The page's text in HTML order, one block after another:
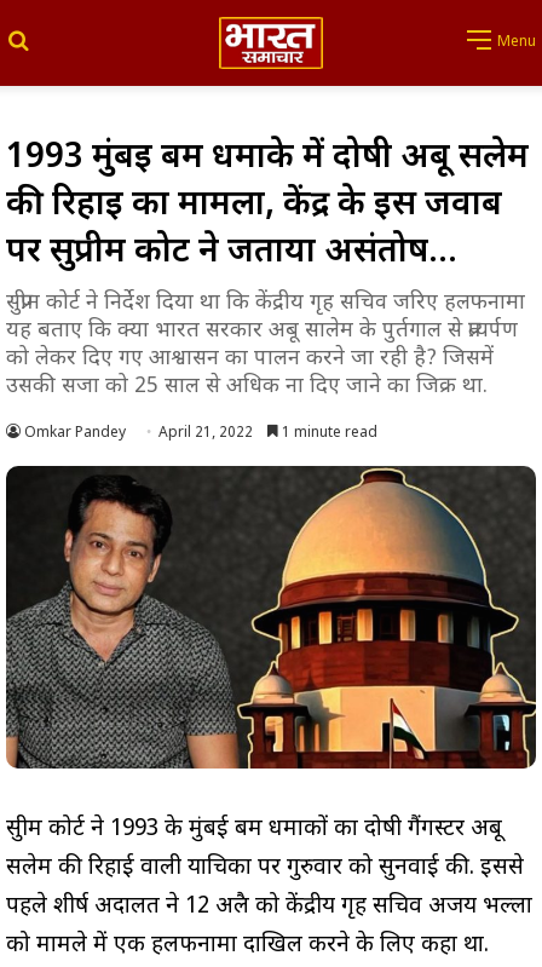
Menu
1993 मुंबई बम धमाके में दोषी अबू सलेम
की रिहाई का मामला, केंद्र के इस जवाब
पर सुप्रीम कोर्ट ने जताया असंतोष…
सुप्रीम कोर्ट ने निर्देश दिया था कि केंद्रीय गृह सचिव जरिए हलफनामा
यह बताए कि क्या भारत सरकार अबू सालेम के पुर्तगाल से प्रत्यर्पण
को लेकर दिए गए आश्वासन का पालन करने जा रही है? जिसमें
उसकी सजा को 25 साल से अधिक ना दिए जाने का जिक्र था.
Omkar Pandey April 21, 2022 1 minute read
सुप्रीम कोर्ट ने 1993 के मुंबई बम धमाकों का दोषी गैंगस्टर अबू
सलेम की रिहाई वाली याचिका पर गुरुवार को सुनवाई की. इससे
पहले शीर्ष अदालत ने 12 अप्रैल को केंद्रीय गृह सचिव अजय भल्ला
को मामले में एक हलफनामा दाखिल करने के लिए कहा था.